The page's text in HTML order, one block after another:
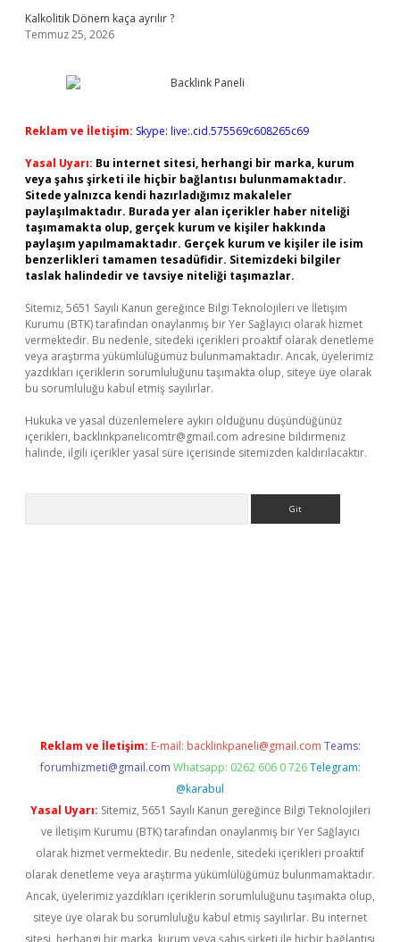
Kalkolitik Dönem kaça ayrılır ?
Temmuz 25, 2026
Reklam ve İletişim: Skype: live:.cid.575569c608265c69
Yasal Uyarı: Bu internet sitesi, herhangi bir marka, kurum
veya şahıs şirketi ile hiçbir bağlantısı bulunmamaktadır.
Sitede yalnızca kendi hazırladığımız makaleler
paylaşılmaktadır. Burada yer alan içerikler haber niteliği
taşımamakta olup, gerçek kurum ve kişiler hakkında
paylaşım yapılmamaktadır. Gerçek kurum ve kişiler ile isim
benzerlikleri tamamen tesadüfidir. Sitemizdeki bilgiler
taslak halindedir ve tavsiye niteliği taşımazlar.
Sitemiz, 5651 Sayılı Kanun gereğince Bilgi Teknolojileri ve İletişim
Kurumu (BTK) tarafından onaylanmış bir Yer Sağlayıcı olarak hizmet
vermektedir. Bu nedenle, sitedeki içerikleri proaktif olarak denetleme
veya araştırma yükümlülüğümüz bulunmamaktadır. Ancak, üyelerimiz
yazdıkları içeriklerin sorumluluğunu taşımakta olup, siteye üye olarak
bu sorumluluğu kabul etmiş sayılırlar.
Hukuka ve yasal düzenlemelere aykırı olduğunu düşündüğünüz
içerikleri, backlinkpanelicomtr@gmail.com adresine bildirmeniz
halinde, ilgili içerikler yasal süre içerisinde sitemizden kaldırılacaktır.
Reklam ve İletişim: E-mail: backlinkpaneli@gmail.com Teams:
forumhizmeti@gmail.com Whatsapp: 0262 606 0 726 Telegram:
@karabul
Yasal Uyarı: Sitemiz, 5651 Sayılı Kanun gereğince Bilgi Teknolojileri
ve İletişim Kurumu (BTK) tarafından onaylanmış bir Yer Sağlayıcı
olarak hizmet vermektedir. Bu nedenle, sitedeki içerikleri proaktif
olarak denetleme veya araştırma yükümlülüğümüz bulunmamaktadır.
Ancak, üyelerimiz yazdıkları içeriklerin sorumluluğunu taşımakta olup,
siteye üye olarak bu sorumluluğu kabul etmiş sayılırlar. Bu internet
sitesi, herhangi bir marka, kurum veya şahıs şirketi ile hiçbir bağlantısı